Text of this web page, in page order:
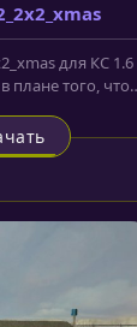
для КС 1.6
плане того, что